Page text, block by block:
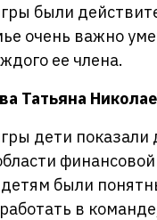
были
очень важно
ее члена.
Татьяна
дети показали
были
в